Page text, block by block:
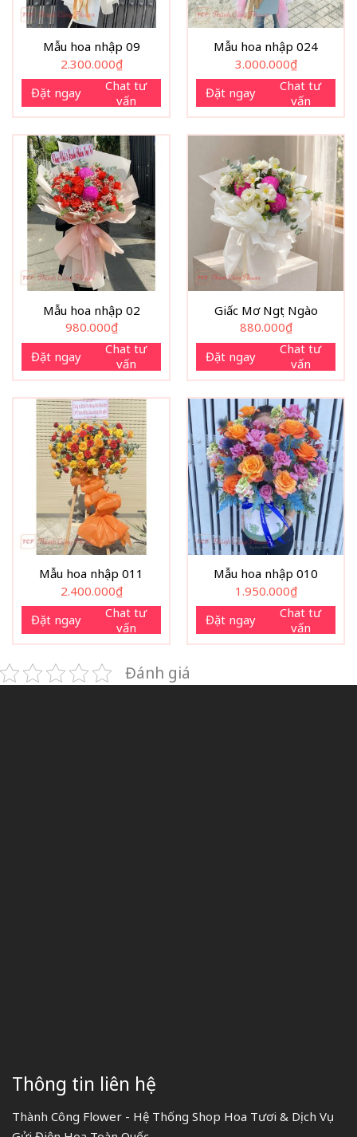
Mẫu hoa nhập 09
2.300.000₫
Đặt ngay
Chat tư
vấn
Mẫu hoa nhập 024
3.000.000₫
Đặt ngay
Chat tư
vấn
Mẫu hoa nhập 02
980.000₫
Đặt ngay
Chat tư
vấn
Giấc Mơ Ngọt Ngào
880.000₫
Đặt ngay
Chat tư
vấn
Mẫu hoa nhập 011
2.400.000₫
Đặt ngay
Chat tư
vấn
Mẫu hoa nhập 010
1.950.000₫
Đặt ngay
Chat tư
vấn
Đánh giá
Thông tin liên hệ
Thành Công Flower - Hệ Thống Shop Hoa Tươi & Dịch Vụ